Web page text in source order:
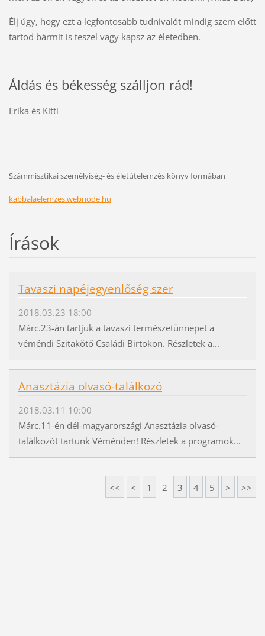
Élj úgy, hogy ezt a legfontosabb tudnivalót mindig szem előtt
tartod bármit is teszel vagy kapsz az életedben.
Áldás és békesség szálljon rád!
Erika és Kitti
Számmisztikai személyiség- és életútelemzés könyv formában
kabbalaelemzes.webnode.hu
Írások
Tavaszi napéjegyenlőség szer
2018.03.23 18:00
Márc.23-án tartjuk a tavaszi természetünnepet a
véméndi Szitakötő Családi Birtokon. Részletek a...
Anasztázia olvasó-találkozó
2018.03.11 10:00
Márc.11-én dél-magyarországi Anasztázia olvasó-
találkozót tartunk Véménden! Részletek a programok...
<< < 1 2 3 4 5 > >>